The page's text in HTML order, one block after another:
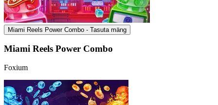
Miami Reels Power Combo - Tasuta mäng
Miami Reels Power Combo
Foxium